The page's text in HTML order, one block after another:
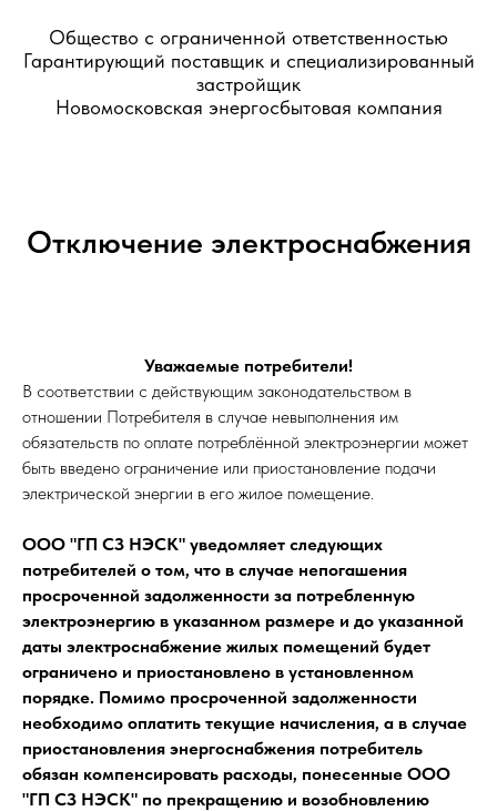
Общество с ограниченной ответственностью
Гарантирующий поставщик и специализированный
застройщик
Новомосковская энергосбытовая компания
Отключение электроснабжения
Уважаемые потребители!
В соответствии с действующим законодательством в
отношении Потребителя в случае невыполнения им
обязательств по оплате потреблённой электроэнергии может
быть введено ограничение или приостановление подачи
электрической энергии в его жилое помещение.
ООО "ГП СЗ НЭСК" уведомляет следующих
потребителей о том, что в случае непогашения
просроченной задолженности за потребленную
электроэнергию в указанном размере и до указанной
даты электроснабжение жилых помещений будет
ограничено и приостановлено в установленном
порядке. Помимо просроченной задолженности
необходимо оплатить текущие начисления, а в случае
приостановления энергоснабжения потребитель
обязан компенсировать расходы, понесенные ООО
"ГП СЗ НЭСК" по прекращению и возобновлению